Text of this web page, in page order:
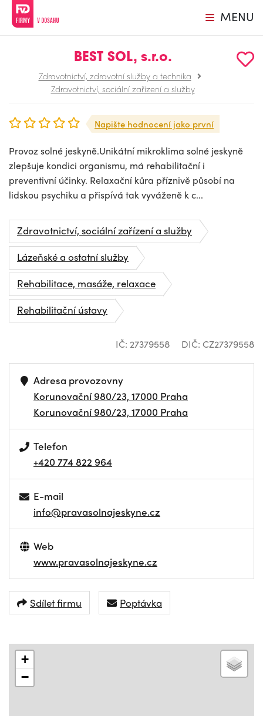
MENU
BEST SOL, s.r.o.
Zdravotnictví, zdravotní služby a technika
Zdravotnictví, sociální zařízení a služby
Napište hodnocení jako první
Provoz solné jeskyně.Unikátní mikroklima solné jeskyně
zlepšuje kondici organismu, má rehabilitační i
preventivní účinky. Relaxační kůra příznivě působí na
lidskou psychiku a přispívá tak vyváženě k c...
Zdravotnictví, sociální zařízení a služby
Lázeňské a ostatní služby
Rehabilitace, masáže, relaxace
Rehabilitační ústavy
IČ: 27379558 DIČ: CZ27379558
Adresa provozovny
Korunovační 980/23, 17000 Praha
Korunovační 980/23, 17000 Praha
Telefon
+420 774 822 964
E-mail
info@pravasolnajeskyne.cz
Web
www.pravasolnajeskyne.cz
Sdílet firmu Poptávka
+
−